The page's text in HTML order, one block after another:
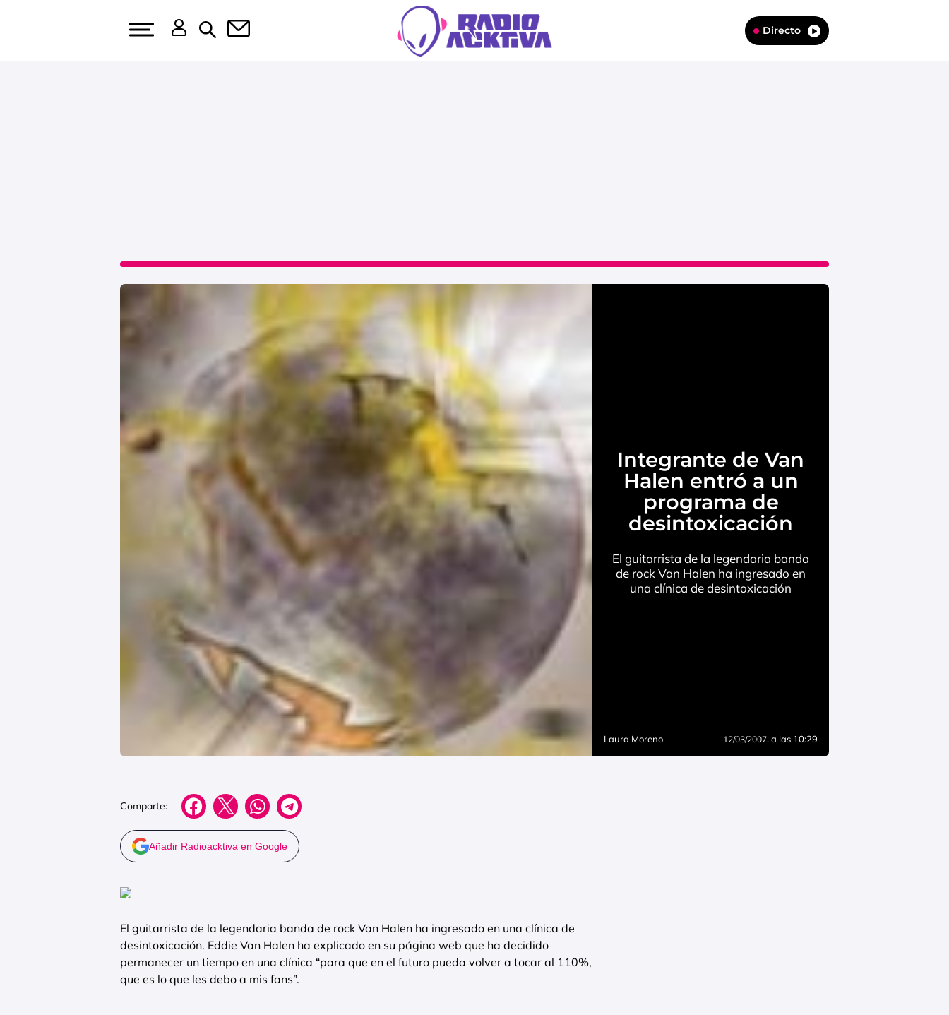
Directo
Integrante de Van
Halen entró a un
programa de
desintoxicación
El guitarrista de la legendaria banda
de rock Van Halen ha ingresado en
una clínica de desintoxicación
Laura Moreno 12/03/2007, a las 10:29
Comparte:
Añadir Radioacktiva en Google
El guitarrista de la legendaria banda de rock Van Halen ha ingresado en una clínica de
desintoxicación. Eddie Van Halen ha explicado en su página web que ha decidido
permanecer un tiempo en una clínica “para que en el futuro pueda volver a tocar al 110%,
que es lo que les debo a mis fans”.